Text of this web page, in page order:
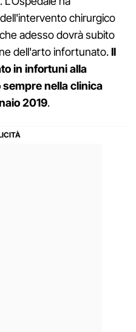
chirurgico
adesso dovrà subito
dell'arto infortunato.Il
in infortuni alla
nella clinica
2019.